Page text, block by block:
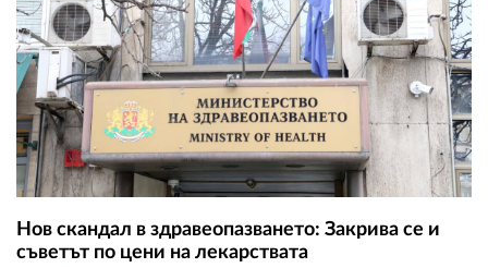
Нов скандал в здравеопазването: Закрива се и
съветът по цени на лекарствата